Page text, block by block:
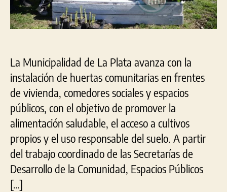
y
barrios
platenses
La Municipalidad de La Plata avanza con la
instalación de huertas comunitarias en frentes
de vivienda, comedores sociales y espacios
públicos, con el objetivo de promover la
alimentación saludable, el acceso a cultivos
propios y el uso responsable del suelo. A partir
del trabajo coordinado de las Secretarías de
Desarrollo de la Comunidad, Espacios Públicos
[…]